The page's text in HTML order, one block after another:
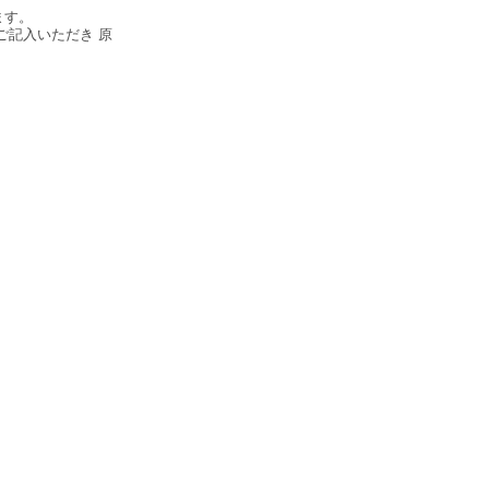
。
記入いただき 原